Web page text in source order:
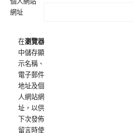
網址
在瀏覽器
中儲存顯
示名稱、
電子郵件
地址及個
人網站網
址，以供
下次發佈
留言時使